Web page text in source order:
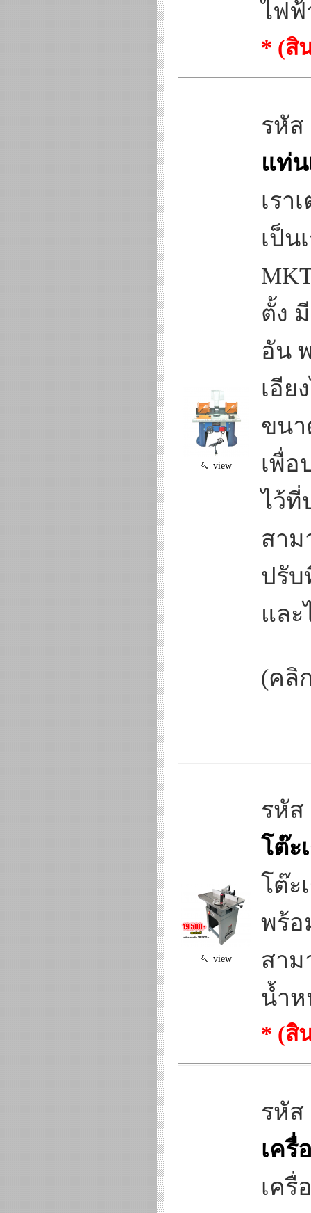
ไฟฟ้
* (สิ
view
รหัส
แท่น
เรา
เป็น
ตั้ง
อัน
เอีย
ขนา
เพื่อ
ไว้ที่
สาม
ปรับ
แล
(คลิ
view
รหัส
โต๊ะ
โต๊ะ
พร้อ
สาม
น้ำห
* (สิ
รหัส
เครื่
เครื่